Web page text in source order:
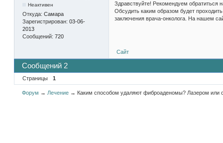
Неактивен
Откуда: Самара
Зарегистрирован: 03-06-
2013
Сообщений: 720
Здравствуйте! Рекомендуем обратиться
Обсудить каким образом будет
заключения врача-онколога. На нашем
Сайт
Сообщений 2
Страницы 1
Форум → Лечение → Каким способом удаляют фиброаденомы? Лазером или